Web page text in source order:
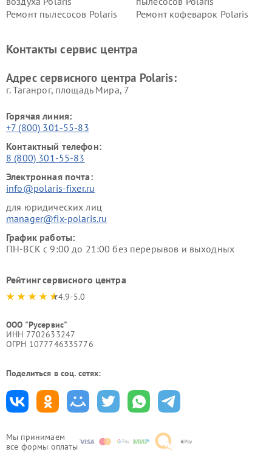
Мы принимаем
все формы оплаты
Ремонт пылесосов Polaris
Ремонт кофеварок Polaris
Контакты сервис центра
Адрес сервисного центра Polaris:
г. Таганрог, площадь Мира, 7
Горячая линия:
+7 (800) 301-55-83
Контактный телефон:
8 (800) 301-55-83
Электронная почта:
info@polaris-fixer.ru
для юридических лиц
manager@fix-polaris.ru
График работы:
ПН-ВСК с 9:00 до 21:00 без перерывов и выходных
Рейтинг сервисного центра
4.9-5.0
ООО "Русервис"
ИНН 7702633247
ОГРН 1077746335776
Поделиться в соц. сетях: